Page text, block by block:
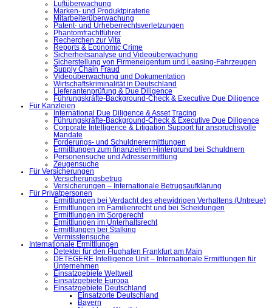
Luftüberwachung
Marken- und Produktpiraterie
Mitarbeiterüberwachung
Patent- und Urheberrechtsverletzungen
Phantomfrachtführer
Recherchen zur Vita
Reports & Economic Crime
Sicherheitsanalyse und Videoüberwachung
Sicherstellung von Firmeneigentum und Leasing-Fahrzeugen
Supply Chain Fraud
Videoüberwachung und Dokumentation
Wirtschaftskriminalität in Deutschland
Lieferantenprüfung & Due Diligence
Führungskräfte-Background-Check & Executive Due Diligence
Für Kanzleien
International Due Diligence & Asset Tracing
Führungskräfte-Background-Check & Executive Due Diligence
Corporate Intelligence & Litigation Support für anspruchsvolle
Mandate
Forderungs- und Schuldnerermittlungen
Ermittlungen zum finanziellen Hintergrund bei Schuldnern
Personensuche und Adressermittlung
Zeugensuche
Für Versicherungen
Versicherungsbetrug
Versicherungen – Internationale Betrugsaufklärung
Für Privatpersonen
Ermittlungen bei Verdacht des ehewidrigen Verhaltens (Untreue)
Ermittlungen im Familienrecht und bei Scheidungen
Ermittlungen im Sorgerecht
Ermittlungen im Unterhaltsrecht
Ermittlungen bei Stalking
Vermisstensuche
Internationale Ermittlungen
Detektei für den Flughafen Frankfurt am Main
DETEGERE Intelligence Unit – Internationale Ermittlungen für
Unternehmen
Einsatzgebiete Weltweit
Einsatzgebiete Europa
Einsatzgebiete Deutschland
Einsatzorte Deutschland
Bayern